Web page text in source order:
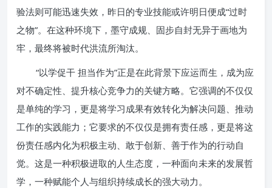
验法则可能迅速失效，昨日的专业技能或许明日便成“过时
之物”。在这种环境下，墨守成规、固步自封无异于画地为
牢，最终将被时代洪流所淘汰。
“以学促干 担当作为”正是在此背景下应运而生，成为应
对不确定性、提升核心竞争力的关键方略。它强调的不仅仅
是单纯的学习，更是将学习成果有效转化为解决问题、推动
工作的实践能力；它要求的不仅仅是拥有责任感，更是将这
份责任感内化为积极主动、敢于创新、善于作为的行动自
觉。这是一种积极进取的人生态度，一种面向未来的发展哲
学，一种赋能个人与组织持续成长的强大动力。